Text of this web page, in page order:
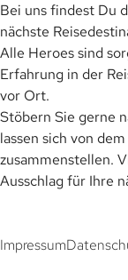
Bei uns findest Du
nächste
Alle Heroes sind
Erfahrung in der
vor Ort.
Stöbern Sie gerne
lassen sich von
zusammenstellen.
Ausschlag für Ihre
Impressum